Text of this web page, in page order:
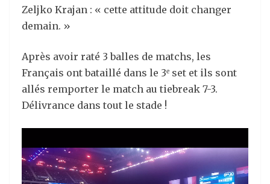
Zeljko Krajan : « cette attitude doit changer
demain. »
Après avoir raté 3 balles de matchs, les
Français ont bataillé dans le 3e set et ils sont
allés remporter le match au tiebreak 7-3.
Délivrance dans tout le stade !
vidéo